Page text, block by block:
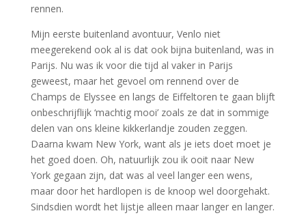
rennen.
Mijn eerste buitenland avontuur, Venlo niet
meegerekend ook al is dat ook bijna buitenland, was in
Parijs. Nu was ik voor die tijd al vaker in Parijs
geweest, maar het gevoel om rennend over de
Champs de Elyssee en langs de Eiffeltoren te gaan blijft
onbeschrijflijk ‘machtig mooi’ zoals ze dat in sommige
delen van ons kleine kikkerlandje zouden zeggen.
Daarna kwam New York, want als je iets doet moet je
het goed doen. Oh, natuurlijk zou ik ooit naar New
York gegaan zijn, dat was al veel langer een wens,
maar door het hardlopen is de knoop wel doorgehakt.
Sindsdien wordt het lijstje alleen maar langer en langer.